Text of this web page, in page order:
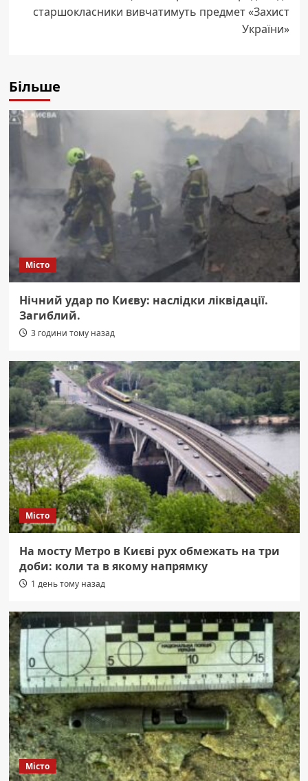
старшокласники вивчатимуть предмет «Захист
України»
Більше
Місто
Нічний удар по Києву: наслідки ліквідації.
Загиблий.
3 години тому назад
Місто
На мосту Метро в Києві рух обмежать на три
доби: коли та в якому напрямку
1 день тому назад
Місто